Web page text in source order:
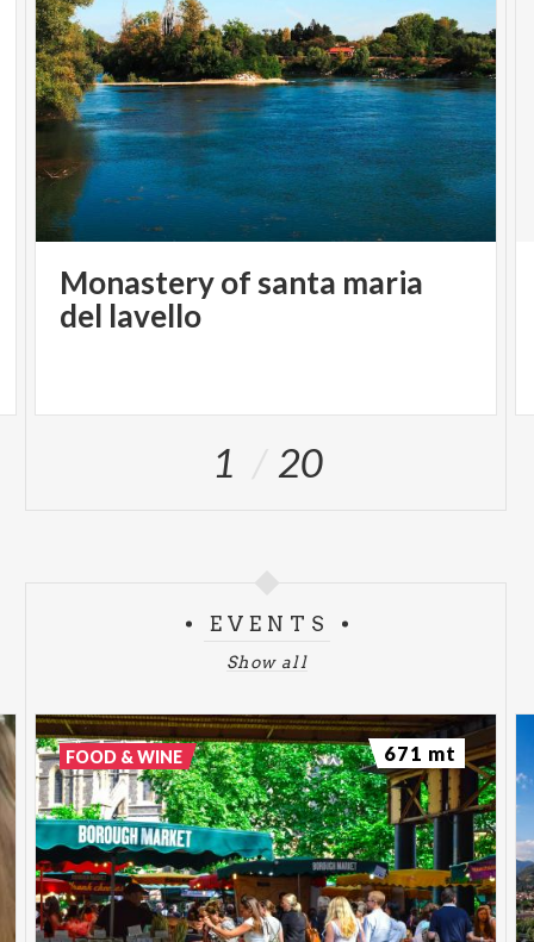
Monastery of santa maria
del lavello
1 20
EVENTS
Show all
FOOD & WINE 671 mt